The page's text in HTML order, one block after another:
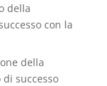
della
con la
della
successo